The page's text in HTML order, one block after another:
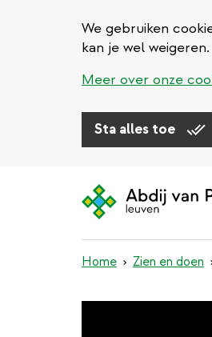
We gebruiken
kan je wel weigeren.
Meer over onze
Sta alles toe
Home Zien en doen